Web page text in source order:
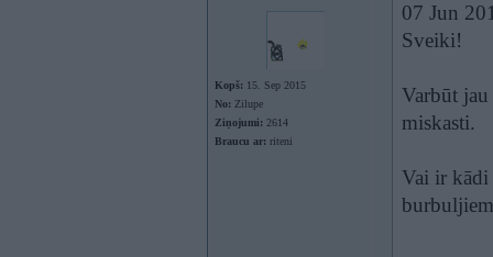
Kopš: 15. Sep 2015
No: Zilupe
Ziņojumi: 2614
Braucu ar: riteni
07 Jun
Sveiki!
Varbūt jau
miskasti.
Vai ir kādi